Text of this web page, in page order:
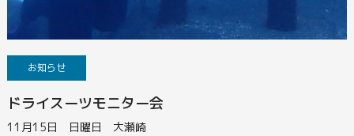
お知らせ
ドライスーツモニター会
11月15日 日曜日 大瀬崎